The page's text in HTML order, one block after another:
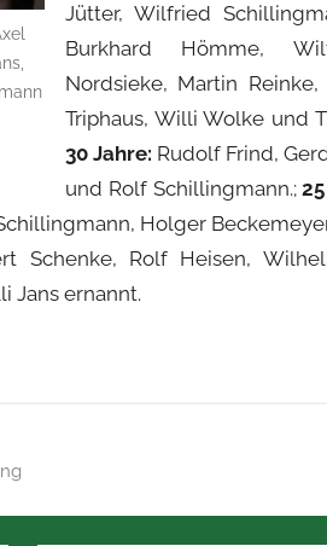
Jütter, Wilfried
Burkhard Hömme,
Nordsieke, Martin
Triphaus, Willi Wolke und
30 Jahre: Rudolf Frind,
und Rolf Schillingmann.;
Holger
Schenke, Rolf Heisen,
Jans ernannt.